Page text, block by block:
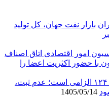
بازار نفت جهان، کل تولید
امور اقتصادی اتاق اصناف
با حضور اکثریت اعضا را
ثبت قیمت کالا و خدمات در سامانه ۱۲۴ الزامی است؛ عدم ثبت،